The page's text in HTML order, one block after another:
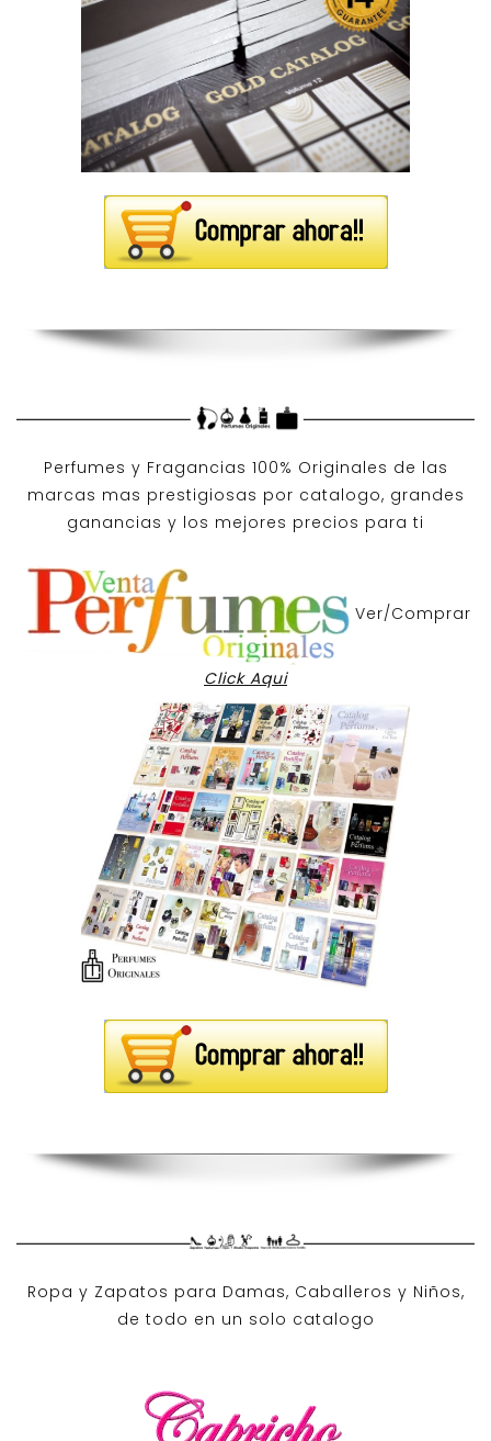
Perfumes y Fragancias 100% Originales de las
marcas mas prestigiosas por catalogo, grandes
ganancias y los mejores precios para ti
Ver/Comprar
Click Aqui
Ropa y Zapatos para Damas, Caballeros y Niños,
de todo en un solo catalogo